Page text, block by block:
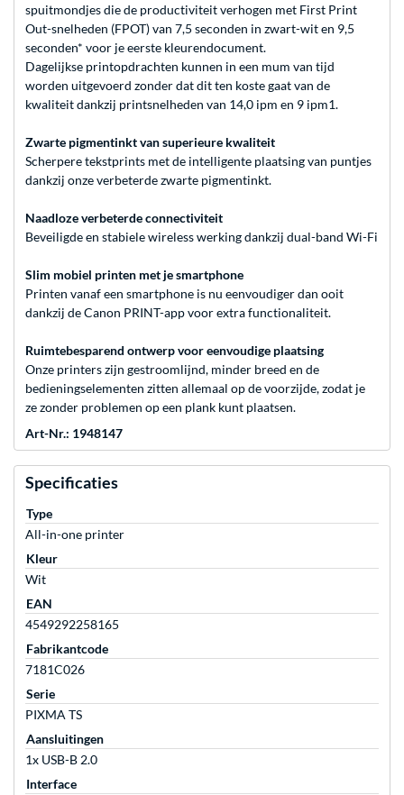
spuitmondjes die de productiviteit verhogen met First Print
Out-snelheden (FPOT) van 7,5 seconden in zwart-wit en 9,5
seconden* voor je eerste kleurendocument.
Dagelijkse printopdrachten kunnen in een mum van tijd
worden uitgevoerd zonder dat dit ten koste gaat van de
kwaliteit dankzij printsnelheden van 14,0 ipm en 9 ipm1.
Zwarte pigmentinkt van superieure kwaliteit
Scherpere tekstprints met de intelligente plaatsing van puntjes
dankzij onze verbeterde zwarte pigmentinkt.
Naadloze verbeterde connectiviteit
Beveiligde en stabiele wireless werking dankzij dual-band Wi-Fi
Slim mobiel printen met je smartphone
Printen vanaf een smartphone is nu eenvoudiger dan ooit
dankzij de Canon PRINT-app voor extra functionaliteit.
Ruimtebesparend ontwerp voor eenvoudige plaatsing
Onze printers zijn gestroomlijnd, minder breed en de
bedieningselementen zitten allemaal op de voorzijde, zodat je
ze zonder problemen op een plank kunt plaatsen.
Art-Nr.: 1948147
Specificaties
Type
All-in-one printer
Kleur
Wit
EAN
4549292258165
Fabrikantcode
7181C026
Serie
PIXMA TS
Aansluitingen
1x USB-B 2.0
Interface